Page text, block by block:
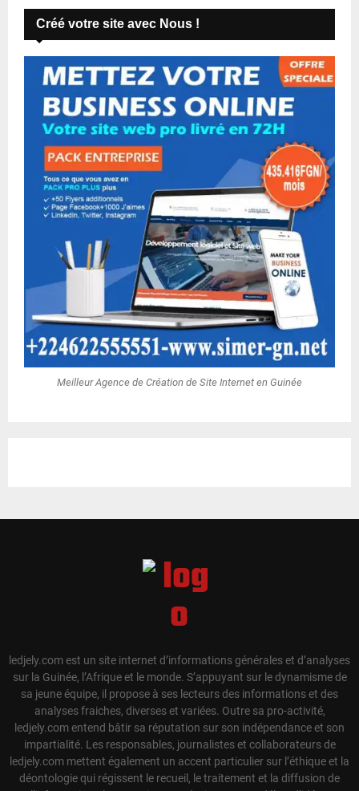
Créé votre site avec Nous !
Meilleur Agence de Création de Site Internet en Guinée
ledjely.com est un site internet d’informations générales et d’analyses
sur la Guinée, l’Afrique et le monde. S’appuyant sur le dynamisme de
sa jeune équipe, il propose à ses lecteurs des informations et des
analyses fraiches, diverses et variées. Outre sa pro-activité,
ledjely.com entend bâtir sa réputation sur son indépendance et son
impartialité. Les responsables, journalistes et collaborateurs de
ledjely.com mettent également un accent particulier sur l’éthique et la
déontologie qui régissent le recueil, le traitement et la diffusion de